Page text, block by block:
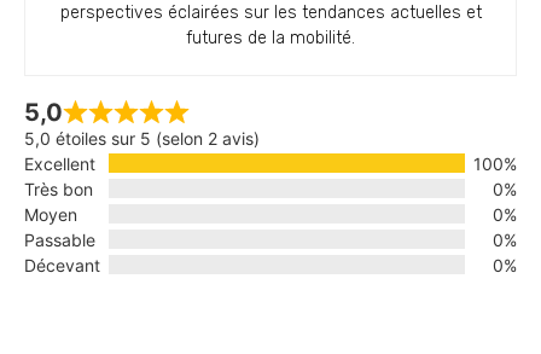
perspectives éclairées sur les tendances actuelles et
futures de la mobilité.
5,0
5,0 étoiles sur 5 (selon 2 avis)
Excellent
100%
Très bon
0%
Moyen
0%
Passable
0%
Décevant
0%